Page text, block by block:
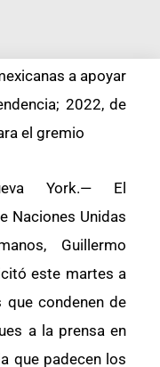
a apoyar
2022, de
el gremio
York.— El
Naciones Unidas
Guillermo
este martes a
que condenen de
a la prensa en
que padecen los